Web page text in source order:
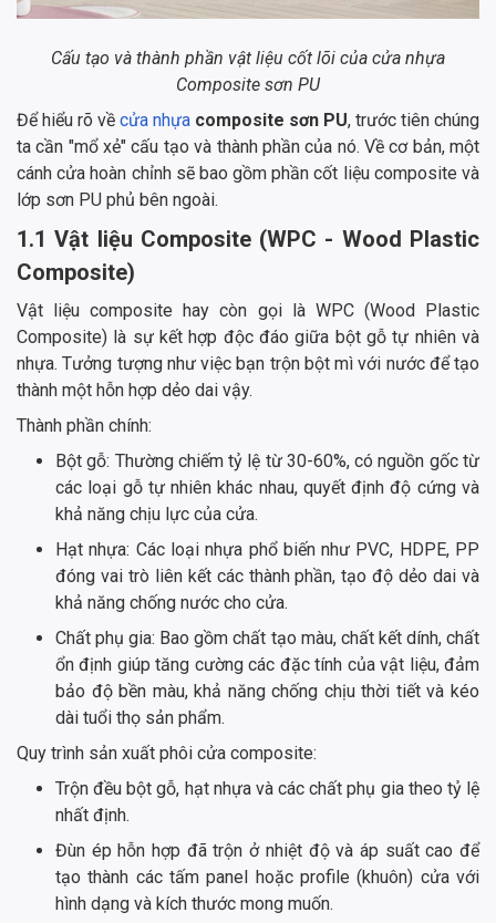
Cấu tạo và thành phần vật liệu cốt lõi của cửa nhựa
Composite sơn PU
Để hiểu rõ về cửa nhựa composite sơn PU, trước tiên chúng
ta cần "mổ xẻ" cấu tạo và thành phần của nó. Về cơ bản, một
cánh cửa hoàn chỉnh sẽ bao gồm phần cốt liệu composite và
lớp sơn PU phủ bên ngoài.
1.1 Vật liệu Composite (WPC - Wood Plastic
Composite)
Vật liệu composite hay còn gọi là WPC (Wood Plastic
Composite) là sự kết hợp độc đáo giữa bột gỗ tự nhiên và
nhựa. Tưởng tượng như việc bạn trộn bột mì với nước để tạo
thành một hỗn hợp dẻo dai vậy.
Thành phần chính:
Bột gỗ: Thường chiếm tỷ lệ từ 30-60%, có nguồn gốc từ
các loại gỗ tự nhiên khác nhau, quyết định độ cứng và
khả năng chịu lực của cửa.
Hạt nhựa: Các loại nhựa phổ biến như PVC, HDPE, PP
đóng vai trò liên kết các thành phần, tạo độ dẻo dai và
khả năng chống nước cho cửa.
Chất phụ gia: Bao gồm chất tạo màu, chất kết dính, chất
ổn định giúp tăng cường các đặc tính của vật liệu, đảm
bảo độ bền màu, khả năng chống chịu thời tiết và kéo
dài tuổi thọ sản phẩm.
Quy trình sản xuất phôi cửa composite:
Trộn đều bột gỗ, hạt nhựa và các chất phụ gia theo tỷ lệ
nhất định.
Đùn ép hỗn hợp đã trộn ở nhiệt độ và áp suất cao để
tạo thành các tấm panel hoặc profile (khuôn) cửa với
hình dạng và kích thước mong muốn.